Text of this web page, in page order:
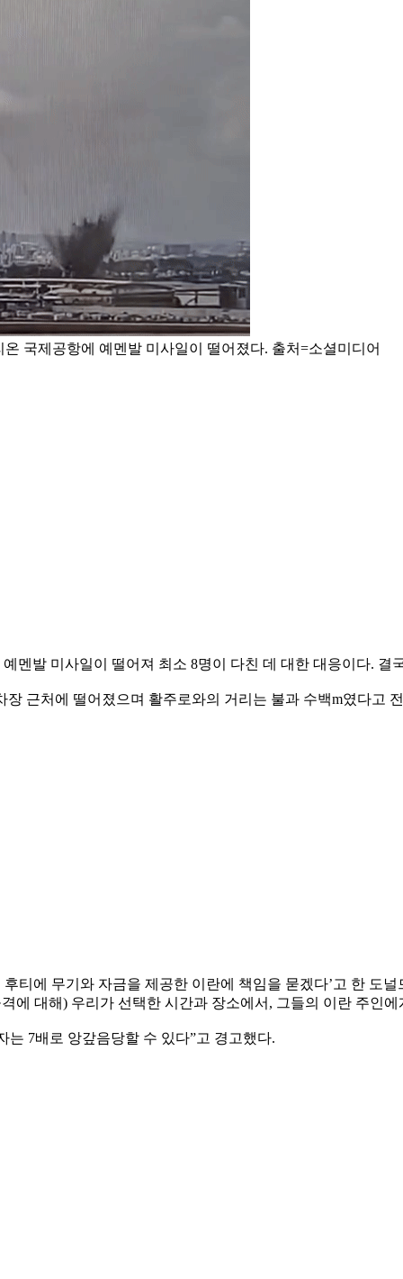
국제공항에 예멘발 미사일이 떨어졌다. 출처=소셜미디어
멘발 미사일이 떨어져 최소 8명이 다친 데 대한 대응이다.
근처에 떨어졌으며 활주로와의 거리는 불과 수백m였다고
티에 무기와 자금을 제공한 이란에 책임을 묻겠다’고 한 도
에 대해) 우리가 선택한 시간과 장소에서, 그들의 이란 주인
7배로 앙갚음당할 수 있다”고 경고했다.